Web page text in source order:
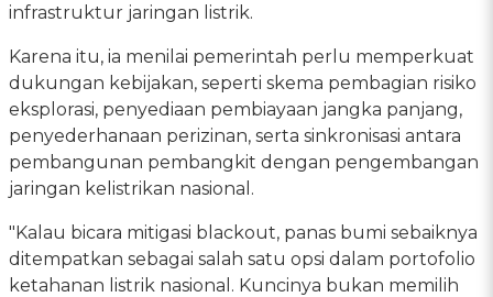
infrastruktur jaringan listrik.
Karena itu, ia menilai pemerintah perlu memperkuat
dukungan kebijakan, seperti skema pembagian risiko
eksplorasi, penyediaan pembiayaan jangka panjang,
penyederhanaan perizinan, serta sinkronisasi antara
pembangunan pembangkit dengan pengembangan
jaringan kelistrikan nasional.
"Kalau bicara mitigasi blackout, panas bumi sebaiknya
ditempatkan sebagai salah satu opsi dalam portofolio
ketahanan listrik nasional. Kuncinya bukan memilih